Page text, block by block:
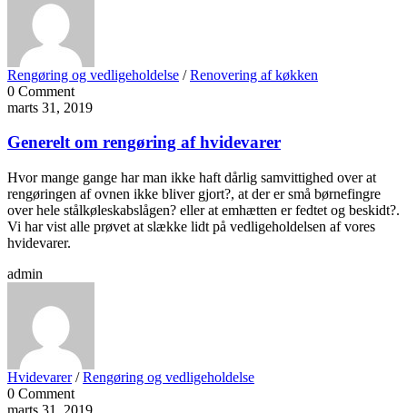
Rengøring og vedligeholdelse /Renovering af køkken
0 Comment
marts 31, 2019
Generelt om rengøring af hvidevarer
Hvor mange gange har man ikke haft dårlig samvittighed over at
rengøringen af ovnen ikke bliver gjort?, at der er små børnefingre
over hele stålkøleskabslågen? eller at emhætten er fedtet og beskidt?.
Vi har vist alle prøvet at slække lidt på vedligeholdelsen af vores
hvidevarer.
admin
Hvidevarer/Rengøring og vedligeholdelse
0 Comment